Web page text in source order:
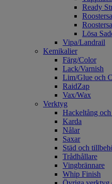
Ready
Lösa
Vipa/Landrail
Kemikalier
Färg/Color
Lack/Varnish
Lim/Glue och
RaidZap
Vax/Wax
Verktyg
Hackeltång
Karda
Nålar
Saxar
Städ och
Trådhållare
Vingbrännare
Whip Finish